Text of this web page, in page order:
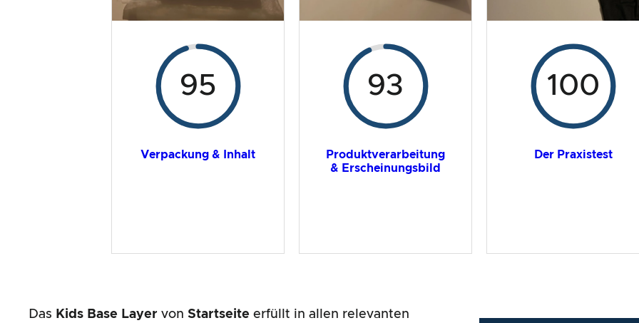
95
Verpackung & Inhalt
93
Produktverarbeitung
& Erscheinungsbild
100
Der Praxistest
Das Kids Base Layer von Startseite erfüllt in allen relevanten